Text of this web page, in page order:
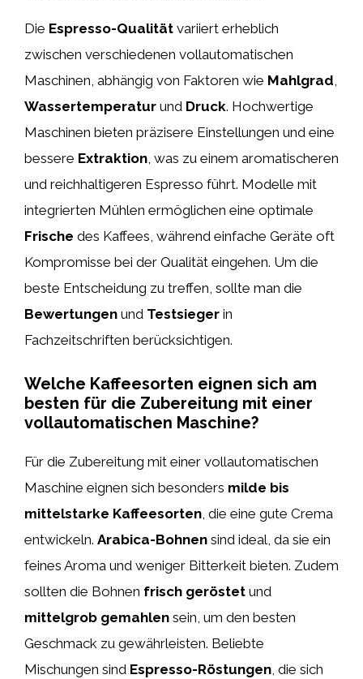
Die Espresso-Qualität variiert erheblich
zwischen verschiedenen vollautomatischen
Maschinen, abhängig von Faktoren wie Mahlgrad,
Wassertemperatur und Druck. Hochwertige
Maschinen bieten präzisere Einstellungen und eine
bessere Extraktion, was zu einem aromatischeren
und reichhaltigeren Espresso führt. Modelle mit
integrierten Mühlen ermöglichen eine optimale
Frische des Kaffees, während einfache Geräte oft
Kompromisse bei der Qualität eingehen. Um die
beste Entscheidung zu treffen, sollte man die
Bewertungen und Testsieger in
Fachzeitschriften berücksichtigen.
Welche Kaffeesorten eignen sich am
besten für die Zubereitung mit einer
vollautomatischen Maschine?
Für die Zubereitung mit einer vollautomatischen
Maschine eignen sich besonders milde bis
mittelstarke Kaffeesorten , die eine gute Crema
entwickeln. Arabica-Bohnen sind ideal, da sie ein
feines Aroma und weniger Bitterkeit bieten. Zudem
sollten die Bohnen frisch geröstet und
mittelgrob gemahlen sein, um den besten
Geschmack zu gewährleisten. Beliebte
Mischungen sind Espresso-Röstungen , die sich